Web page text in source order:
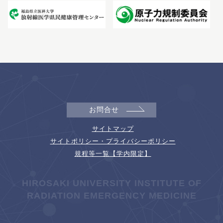
お問合せ
サイトマップ
サイトポリシー・プライバシーポリシー
規程等一覧【学内限定】
HIROSAKI UNIVERSITY INSTITUTE OF
RADIATION EMERGENCY MEDICINE